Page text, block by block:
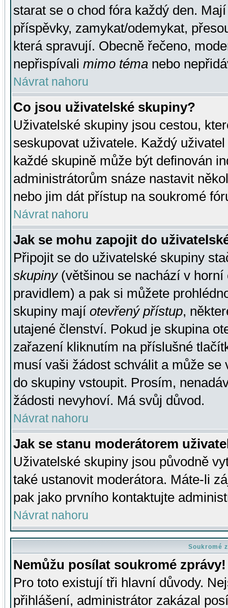
starat se o chod fóra každý den.
příspěvky, zamykat/odemykat,
která spravují. Obecně řečeno,
nepřispívali mimo téma nebo
Návrat nahoru
Co jsou uživatelské skupiny?
Uživatelské skupiny jsou cestou,
seskupovat uživatele. Každý
každé skupině může být definován
administrátorům snáze nastavit
nebo jim dát přístup na soukromé
Návrat nahoru
Jak se mohu zapojit do
Připojit se do uživatelské skupiny
skupiny(většinou se nachází v horní
pravidlem) a pak si můžete
skupiny mají otevřený přístup,
utajené členství. Pokud je skupina
zařazení kliknutím na příslušné
musí vaši žádost schválit a může se
do skupiny vstoupit. Prosím,
žádosti nevyhoví. Má svůj důvod.
Návrat nahoru
Jak se stanu moderátorem
Uživatelské skupiny jsou původně
také ustanovit moderátora. Máte-li
pak jako prvního kontaktujte
Návrat nahoru
Soukromé
Nemůžu posílat soukromé zprávy!
Pro toto existují tři hlavní důvody.
přihlášení, administrátor zakázal